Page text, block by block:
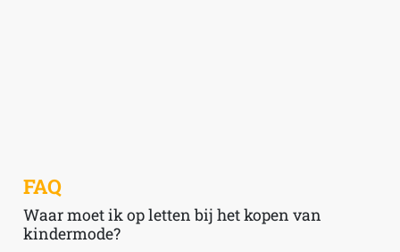
FAQ
Waar moet ik op letten bij het kopen van
kindermode?